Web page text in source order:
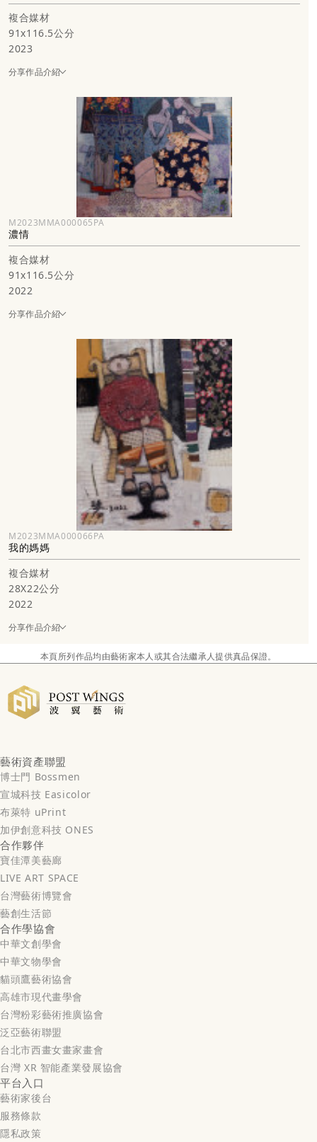
複合媒材
91x116.5公分
2023
分享作品介紹
M2023MMA000065PA
濃情
複合媒材
91x116.5公分
2022
分享作品介紹
M2023MMA000066PA
我的媽媽
複合媒材
28X22公分
2022
分享作品介紹
本頁所列作品均由藝術家本人或其合法繼承人提供真品保證。
藝術資產聯盟
博士門 Bossmen
宣城科技 Easicolor
布萊特 uPrint
加伊創意科技 ONES
合作夥伴
寶佳潭美藝廊
LIVE ART SPACE
台灣藝術博覽會
藝創生活節
合作學協會
中華文創學會
中華文物學會
貓頭鷹藝術協會
高雄市現代畫學會
台灣粉彩藝術推廣協會
泛亞藝術聯盟
台北市西畫女畫家畫會
台灣 XR 智能產業發展協會
平台入口
藝術家後台
服務條款
隱私政策